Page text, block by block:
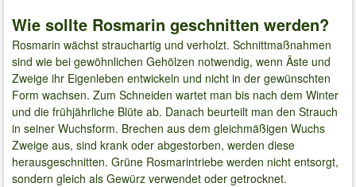
Wie sollte Rosmarin geschnitten werden?
Rosmarin wächst strauchartig und verholzt. Schnittmaßnahmen
sind wie bei gewöhnlichen Gehölzen notwendig, wenn Äste und
Zweige ihr Eigenleben entwickeln und nicht in der gewünschten
Form wachsen. Zum Schneiden wartet man bis nach dem Winter
und die frühjährliche Blüte ab. Danach beurteilt man den Strauch
in seiner Wuchsform. Brechen aus dem gleichmäßigen Wuchs
Zweige aus, sind krank oder abgestorben, werden diese
herausgeschnitten. Grüne Rosmarintriebe werden nicht entsorgt,
sondern gleich als Gewürz verwendet oder getrocknet.